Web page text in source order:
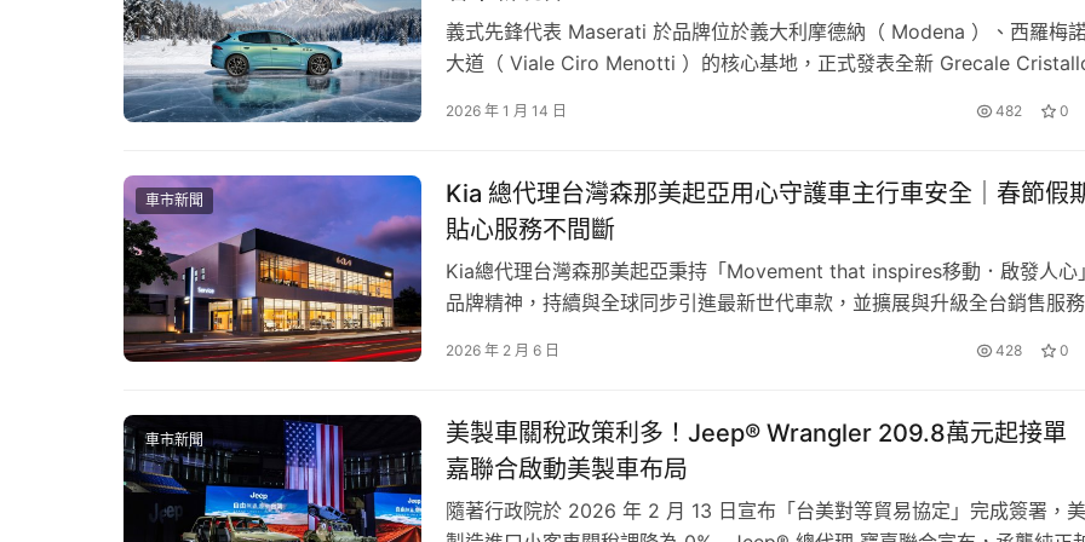
義式先鋒代表 Maserati 於品牌位於義大利摩德納（ Modena ）、西羅梅
大道（ Viale Ciro Menotti ）的核心基地，正式發表全新 Grecale
Monte Cristallo ，其純淨而銳利的輪廓，成為 Maserati Fuoriserie…
2026 年 1 月 14 日 482 0
車市新聞
Kia 總代理台灣森那美起亞用心守護車主行車安全｜春節假
貼心服務不間斷
Kia總代理台灣森那美起亞秉持「Movement that inspires移動．啟發人心
品牌精神，持續與全球同步引進最新世代車款，並擴展與升級全台銷售服務
年銷售破萬台，並再創新高紀錄。Kia總代理台灣森那美起亞感謝所有車主
2026 年 2 月 6 日 428 0
車市新聞
美製車關稅政策利多！Jeep® Wrangler 209.8萬元起接
嘉聯合啟動美製車布局
隨著行政院於 2026 年 2 月 13 日宣布「台美對等貿易協定」完成簽署，